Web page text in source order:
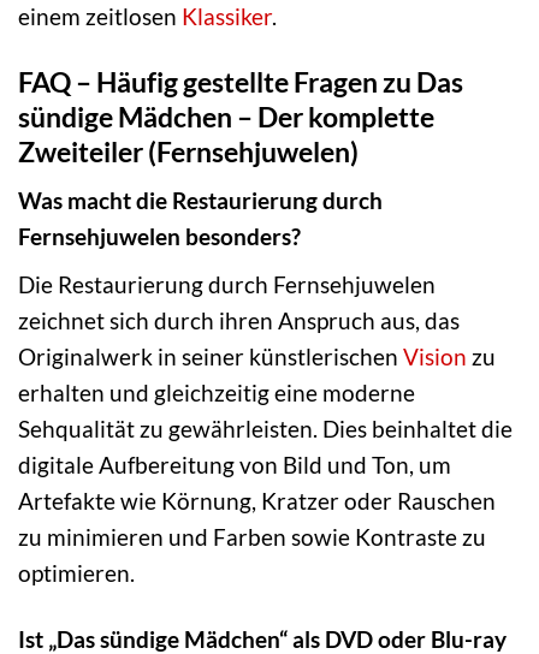
einem zeitlosen Klassiker.
FAQ – Häufig gestellte Fragen zu Das
sündige Mädchen – Der komplette
Zweiteiler (Fernsehjuwelen)
Was macht die Restaurierung durch
Fernsehjuwelen besonders?
Die Restaurierung durch Fernsehjuwelen
zeichnet sich durch ihren Anspruch aus, das
Originalwerk in seiner künstlerischen Vision zu
erhalten und gleichzeitig eine moderne
Sehqualität zu gewährleisten. Dies beinhaltet die
digitale Aufbereitung von Bild und Ton, um
Artefakte wie Körnung, Kratzer oder Rauschen
zu minimieren und Farben sowie Kontraste zu
optimieren.
Ist „Das sündige Mädchen“ als DVD oder Blu-ray